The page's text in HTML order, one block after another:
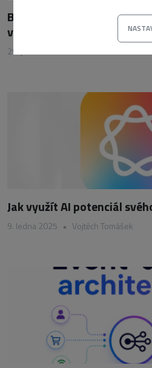
Budoucnost SEO:
viditelnosti
29. prosince 2025
Jak využít AI potenciál
9. ledna 2025 • Vojtěch Tomášek